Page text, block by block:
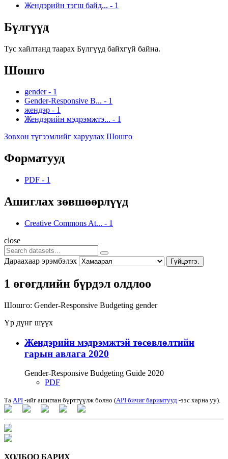
Жендэрийн тэгш байд... - 1
Бүлгүүд
Тус хайлтанд таарах Бүлгүүд байхгүй байна.
Шошго
gender - 1
Gender-Responsive B... - 1
жендэр - 1
Жендэрийн мэдрэмжтэ... - 1
Зөвхөн түгээмлийг харуулах Шошго
Форматууд
PDF - 1
Ашиглах зөвшөөрлүүд
Creative Commons At... - 1
close
Дараахаар эрэмбэлэх Гүйцэтгэ.
1 өгөгдлийн бүрдэл олдлоо
Шошго: Gender-Responsive Budgeting gender
Үр дүнг шүүх
Жендэрийн мэдрэмжтэй төсөвлөлтийн
гарын авлага 2020
Gender-Responsive Budgeting Guide 2020
PDF
Та API -ийг ашиглан бүртгүүлж болно (API бичиг баримтууд -ээс харна уу).
ХОЛБОО БАРИХ